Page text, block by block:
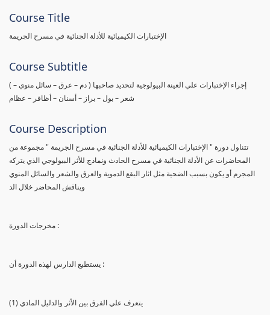
Course Title
الإختبارات الكيميائية للأدلة الجنائية في مسرح الجريمة
Course Subtitle
( إجراء الإختبارات علي العينة البيولوجية لتحديد صاحبها ( دم – عرق – سائل منوي –
شعر – بول – براز – أسنان – أظافر – عظام
Course Description
تتناول دورة " الإختبارات الكيميائية للأدلة الجنائية في مسرح الجريمة " مجموعة من
المحاضرات عن الأدلة الجنائية في مسرح الحادث ونماذج للأثر البيولوجي الذي يتركه
المجرم أو يكون بسبب الضحية مثل اثار البقع الدموية والعرق والشعر والسائل المنوي
ويناقش المحاضر خلال الد
مخرجات الدورة :
يستطيع الدارس لهذه الدورة أن :
(1) يتعرف علي الفرق بين الأثر والدليل المادي